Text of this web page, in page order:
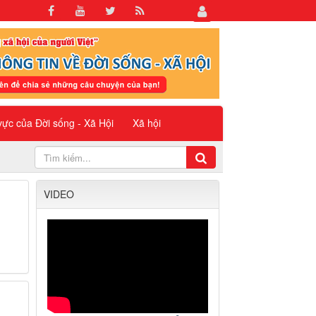
của Đời sống - Xã Hội Xã hội
VIDEO